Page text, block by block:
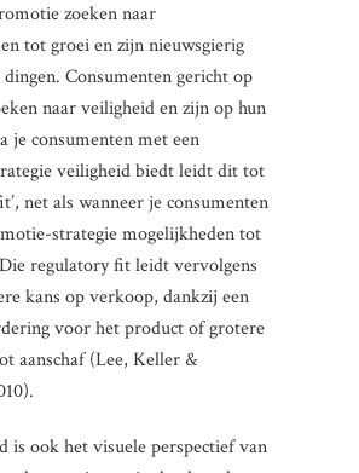
zoeken naar
tot groei en zijn nieuwsgierig
Consumenten gericht op
naar veiligheid en zijn op hun
je consumenten met een
veiligheid biedt leidt dit tot
net als wanneer je consumenten
strategie mogelijkheden tot
regulatory fit leidt vervolgens
kans op verkoop, dankzij een
voor het product of grotere
aanschaf (Lee, Keller &
is ook het visuele perspectief van